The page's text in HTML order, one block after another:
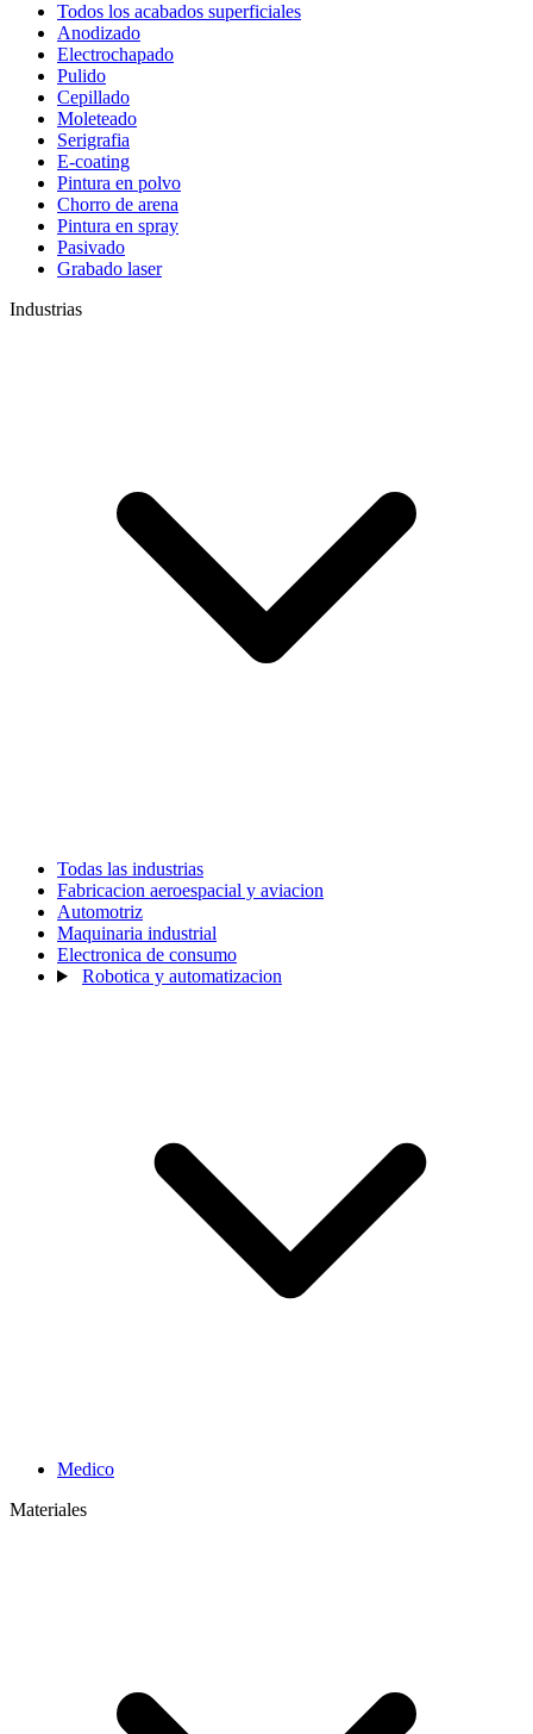
Todos los acabados superficiales
Anodizado
Electrochapado
Pulido
Cepillado
Moleteado
Serigrafia
E-coating
Pintura en polvo
Chorro de arena
Pintura en spray
Pasivado
Grabado laser
Industrias
Todas las industrias
Fabricacion aeroespacial y aviacion
Automotriz
Maquinaria industrial
Electronica de consumo
Robotica y automatizacion
Medico
Materiales